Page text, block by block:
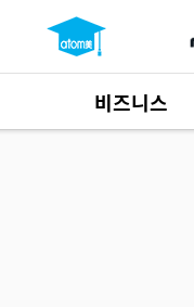
비즈니스
사업 자료165